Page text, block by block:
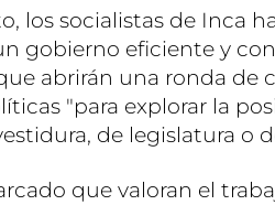
los socialistas de Inca
gobierno eficiente y
abrirán una ronda de
"para explorar la
de legislatura o
que valoran el